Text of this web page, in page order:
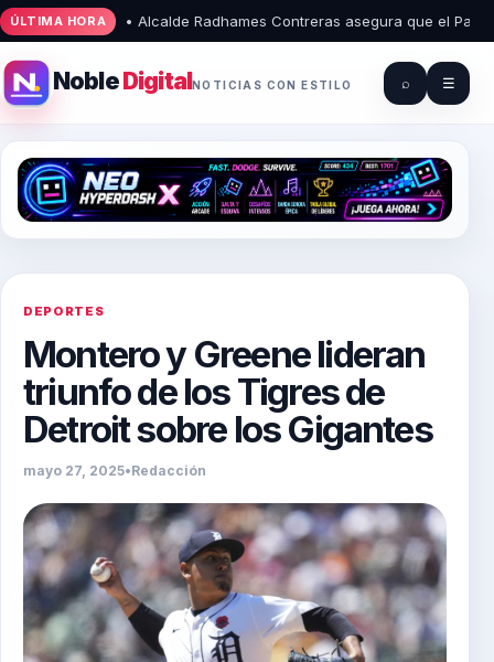
ÚLTIMA HORA• Alcalde Radhames Contreras asegura que el Palacio
NobleDigitalNOTICIAS CON ESTILO ⌕ ☰
DEPORTES
Montero y Greene lideran
triunfo de los Tigres de
Detroit sobre los Gigantes
mayo 27, 2025•Redacción